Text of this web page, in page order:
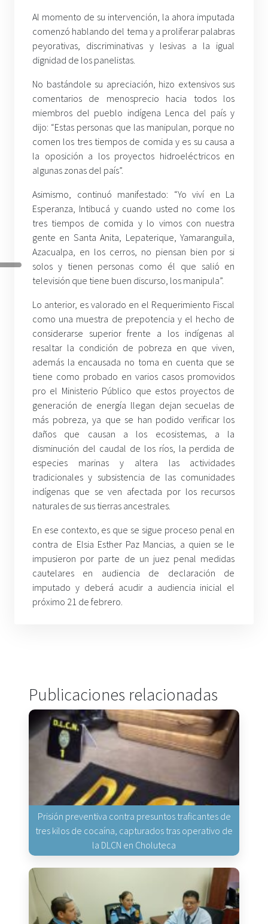
Al momento de su intervención, la ahora imputada
comenzó hablando del tema y a proliferar palabras
peyorativas, discriminativas y lesivas a la igual
dignidad de los panelistas.
No bastándole su apreciación, hizo extensivos sus
comentarios de menosprecio hacia todos los
miembros del pueblo indígena Lenca del país y
dijo: “Estas personas que las manipulan, porque no
comen los tres tiempos de comida y es su causa a
la oposición a los proyectos hidroeléctricos en
algunas zonas del país”.
Asimismo, continuó manifestado: “Yo viví en La
Esperanza, Intibucá y cuando usted no come los
tres tiempos de comida y lo vimos con nuestra
gente en Santa Anita, Lepaterique, Yamaranguila,
Azacualpa, en los cerros, no piensan bien por si
solos y tienen personas como él que salió en
televisión que tiene buen discurso, los manipula”.
Lo anterior, es valorado en el Requerimiento Fiscal
como una muestra de prepotencia y el hecho de
considerarse superior frente a los indígenas al
resaltar la condición de pobreza en que viven,
además la encausada no toma en cuenta que se
tiene como probado en varios casos promovidos
pro el Ministerio Público que estos proyectos de
generación de energía llegan dejan secuelas de
más pobreza, ya que se han podido verificar los
daños que causan a los ecosistemas, a la
disminución del caudal de los ríos, la perdida de
especies marinas y altera las actividades
tradicionales y subsistencia de las comunidades
indígenas que se ven afectada por los recursos
naturales de sus tierras ancestrales.
En ese contexto, es que se sigue proceso penal en
contra de Elsia Esther Paz Mancias, a quien se le
impusieron por parte de un juez penal medidas
cautelares en audiencia de declaración de
imputado y deberá acudir a audiencia inicial el
próximo 21 de febrero.
Publicaciones relacionadas
Prisión preventiva contra presuntos traficantes de
tres kilos de cocaína, capturados tras operativo de
la DLCN en Choluteca